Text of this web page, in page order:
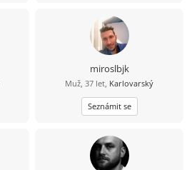
miroslbjk
Muž, 37 let, Karlovarský
Seznámit se